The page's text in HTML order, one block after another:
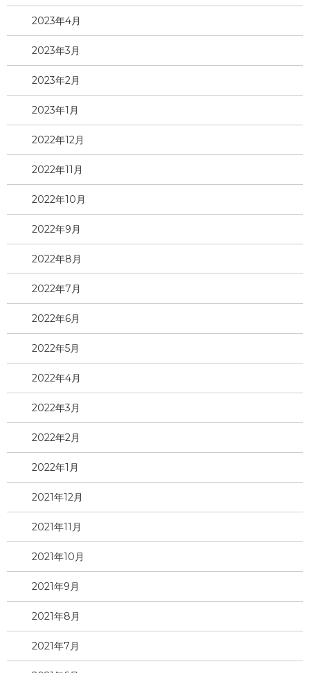
2023年4月
2023年3月
2023年2月
2023年1月
2022年12月
2022年11月
2022年10月
2022年9月
2022年8月
2022年7月
2022年6月
2022年5月
2022年4月
2022年3月
2022年2月
2022年1月
2021年12月
2021年11月
2021年10月
2021年9月
2021年8月
2021年7月